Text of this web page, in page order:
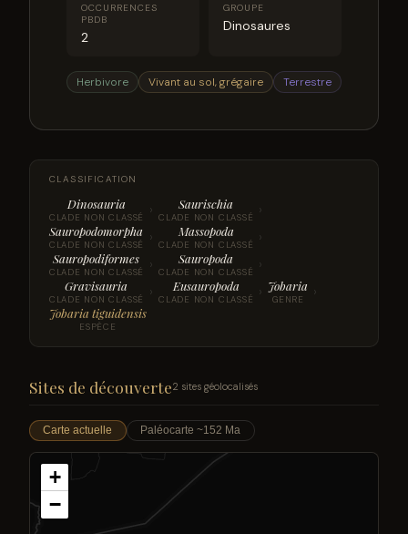
OCCURRENCES
PBDB
2
GROUPE
Dinosaures
Herbivore Vivant au sol, grégaire Terrestre
CLASSIFICATION
Dinosauria
CLADE NON CLASSÉ › Saurischia
CLADE NON CLASSÉ ›
Sauropodomorpha
CLADE NON CLASSÉ › Massopoda
CLADE NON CLASSÉ ›
Sauropodiformes
CLADE NON CLASSÉ › Sauropoda
CLADE NON CLASSÉ ›
Gravisauria
CLADE NON CLASSÉ › Eusauropoda
CLADE NON CLASSÉ › Jobaria
GENRE ›
Jobaria tiguidensis
ESPÈCE
Sites de découverte2 sites géolocalisés
Carte actuelle Paléocarte ~152 Ma
+
−